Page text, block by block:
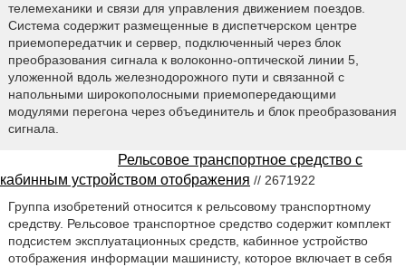
телемеханики и связи для управления движением поездов.
Система содержит размещенные в диспетчерском центре
приемопередатчик и сервер, подключенный через блок
преобразования сигнала к волоконно-оптической линии 5,
уложенной вдоль железнодорожного пути и связанной с
напольными широкополосными приемопередающими
модулями перегона через объединитель и блок преобразования
сигнала.
Рельсовое транспортное средство с
кабинным устройством отображения // 2671922
Группа изобретений относится к рельсовому транспортному
средству. Рельсовое транспортное средство содержит комплект
подсистем эксплуатационных средств, кабинное устройство
отображения информации машинисту, которое включает в себя